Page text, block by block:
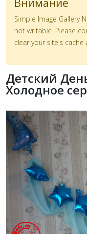
Simple Image Gallery
not writable. Please
clear your site's cache
Детский
Холодное